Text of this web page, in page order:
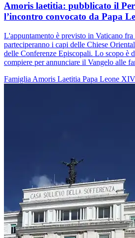
Amoris laetitia: pubblicato il
l’incontro convocato da Papa
L'appuntamento è previsto in Vaticano
parteciperanno i capi delle Chiese
delle Conferenze Episcopali. Lo scopo è
compiere per annunciare il Vangelo alle
Famiglia Amoris Laetitia Papa Leone XIV